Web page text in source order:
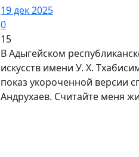
19 дек 2025
0
15
В Адыгейском
искусств имени У. Х.
показ укороченной версии
Андрухаев. Считайте меня